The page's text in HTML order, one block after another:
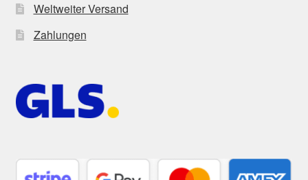
Weltweiter Versand
Zahlungen